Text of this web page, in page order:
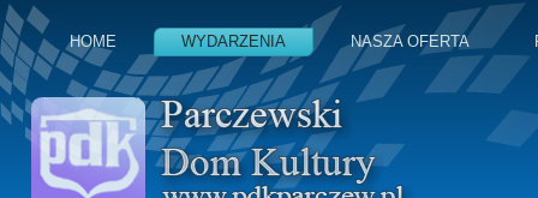
HOME WYDARZENIA NASZA OFERTA